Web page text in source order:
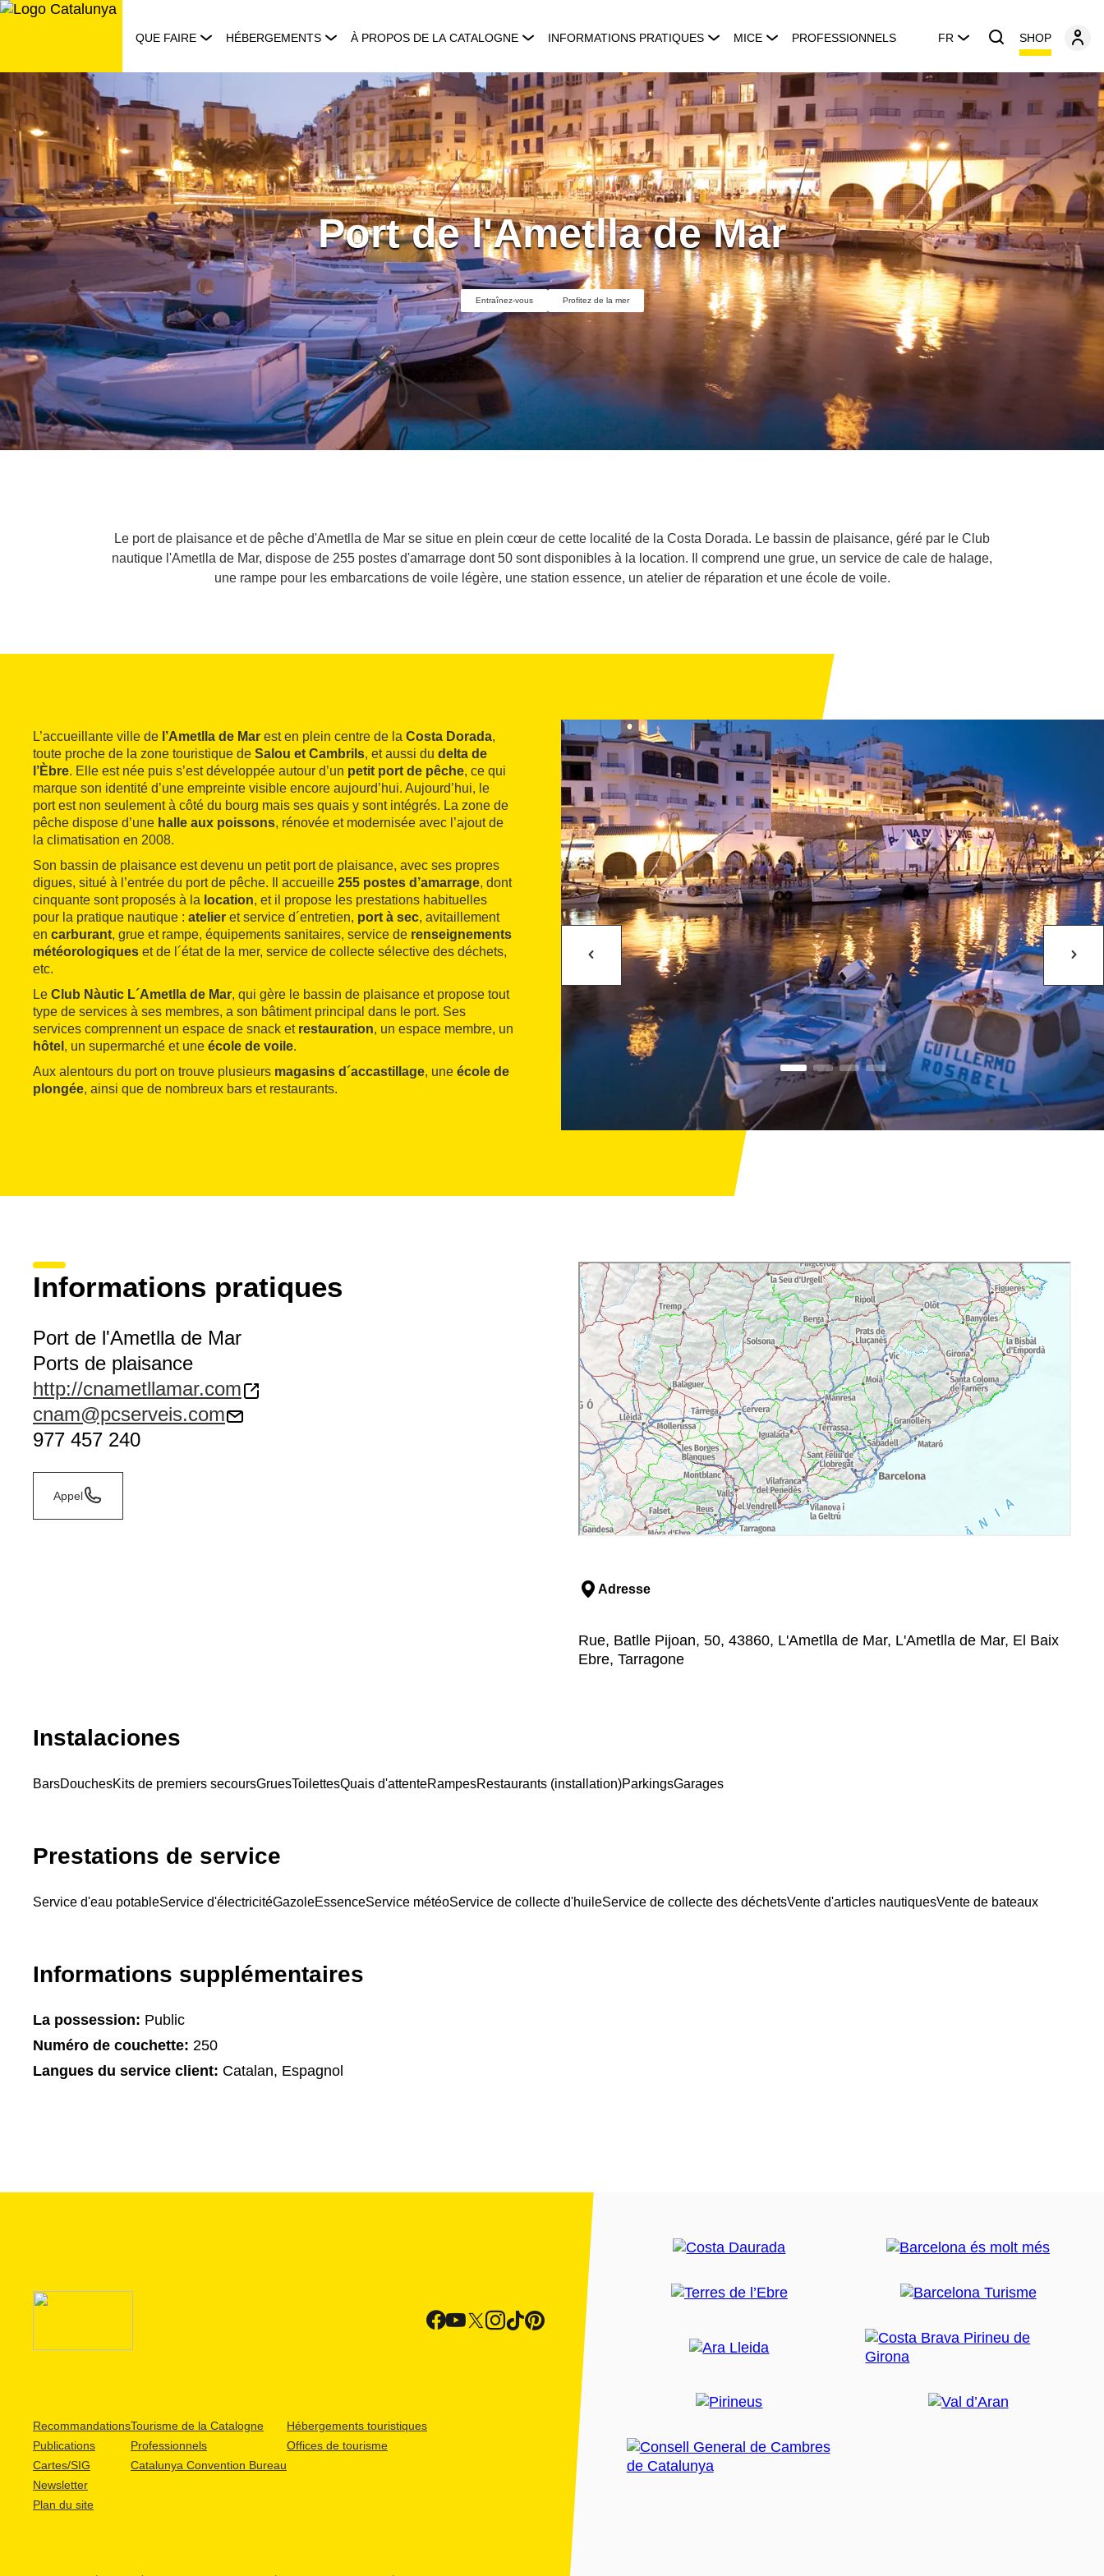
Aller
QUE FAIRE HÉBERGEMENTS À PROPOS DE LA CATALOGNE INFORMATIONS PRATIQUES MICE PROFESSIONNELS FR SHOP
Port de l'Ametlla de Mar
Entraînez-vous Profitez de la mer
Le port de plaisance et de pêche d'Ametlla de Mar se situe en plein cœur de cette localité de la Costa Dorada. Le bassin de plaisance, géré par le Club
nautique l'Ametlla de Mar, dispose de 255 postes d'amarrage dont 50 sont disponibles à la location. Il comprend une grue, un service de cale de halage,
une rampe pour les embarcations de voile légère, une station essence, un atelier de réparation et une école de voile.
L’accueillante ville de l’Ametlla de Mar est en plein centre de la Costa Dorada,
toute proche de la zone touristique de Salou et Cambrils, et aussi du delta de
l’Èbre. Elle est née puis s’est développée autour d’un petit port de pêche, ce qui
marque son identité d’une empreinte visible encore aujourd’hui. Aujourd’hui, le
port est non seulement à côté du bourg mais ses quais y sont intégrés. La zone de
pêche dispose d’une halle aux poissons, rénovée et modernisée avec l’ajout de
la climatisation en 2008.
Son bassin de plaisance est devenu un petit port de plaisance, avec ses propres
digues, situé à l’entrée du port de pêche. Il accueille 255 postes d’amarrage, dont
cinquante sont proposés à la location, et il propose les prestations habituelles
pour la pratique nautique : atelier et service d´entretien, port à sec, avitaillement
en carburant, grue et rampe, équipements sanitaires, service de renseignements
météorologiques et de l´état de la mer, service de collecte sélective des déchets,
etc.
Le Club Nàutic L´Ametlla de Mar, qui gère le bassin de plaisance et propose tout
type de services à ses membres, a son bâtiment principal dans le port. Ses
services comprennent un espace de snack et restauration, un espace membre, un
hôtel , un supermarché et une école de voile.
Aux alentours du port on trouve plusieurs magasins d´accastillage, une école de
plongée, ainsi que de nombreux bars et restaurants.
Informations pratiques
Port de l'Ametlla de Mar
Ports de plaisance
http://cnametllamar.com
cnam@pcserveis.com
977 457 240
Appel
Adresse
Rue, Batlle Pijoan, 50, 43860, L'Ametlla de Mar, L'Ametlla de Mar, El Baix
Ebre, Tarragone
Instalaciones
BarsDouchesKits de premiers secoursGruesToilettesQuais d'attenteRampesRestaurants (installation)ParkingsGarages
Prestations de service
Service d'eau potableService d'électricitéGazoleEssenceService météoService de collecte d'huileService de collecte des déchetsVente d'articles nautiquesVente de bateaux
Informations supplémentaires
La possession: Public
Numéro de couchette: 250
Langues du service client: Catalan, Espagnol
Recommandations
Publications
Cartes/SIG
Newsletter
Plan du site
Tourisme de la Catalogne
Professionnels
Catalunya Convention Bureau
Hébergements touristiques
Offices de tourisme